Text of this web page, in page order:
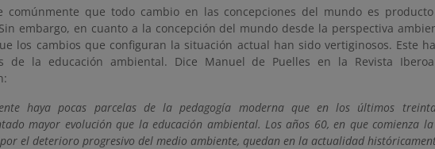
comúnmente que todo cambio en las concepciones del mundo es
embargo, en cuanto a la concepción del mundo desde la perspectiva
los cambios que configuran la situación actual han sido vertiginosos. Este
de la educación ambiental. Dice Manuel de Puelles en la Revista
haya pocas parcelas de la pedagogía moderna que en los últimos
mayor evolución que la educación ambiental. Los años 60, en que comienza
el deterioro progresivo del medio ambiente, quedan en la actualidad